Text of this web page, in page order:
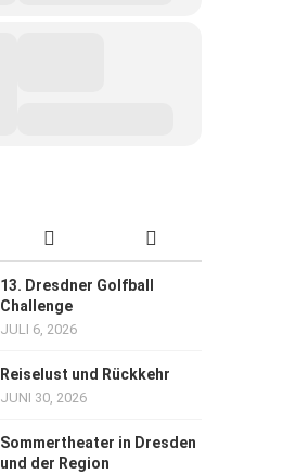
13. Dresdner Golfball
Challenge
JULI 6, 2026
Reiselust und Rückkehr
JUNI 30, 2026
Sommertheater in Dresden
und der Region